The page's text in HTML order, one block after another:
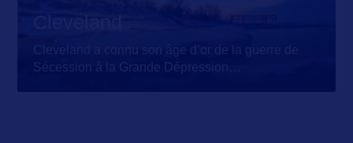
Cleveland a connu son âge d’or de la guerre de
Sécession à la Grande Dépression